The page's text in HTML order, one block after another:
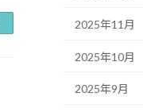
2025年11月
2025年10月
2025年9月